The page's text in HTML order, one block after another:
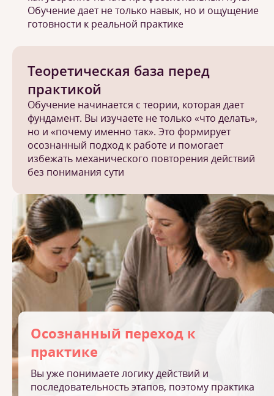
Теоретическая база перед
практикой
Обучение начинается с теории, которая дает
фундамент. Вы изучаете не только «что делать»,
но и «почему именно так». Это формирует
осознанный подход к работе и помогает
избежать механического повторения действий
без понимания сути
Осознанный переход к
практике
Вы уже понимаете логику действий и
последовательность этапов, поэтому практика
Обучение дает не только навык, но и ощущение
готовности к реальной практике